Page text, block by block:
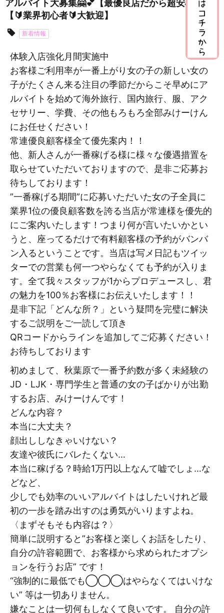
アルバイト大募集🤗💕【最優良店だから超安心🎶】
【🔰業界初心者🔰大歓迎】
新着情報
体験入店強化月間実施中
お客様ご利用率が一番上がり女の子の新しい女の
子がたくさん来る注目の季節だからこそ早めにア
ルバイトを始めて海外旅行、国内旅行、服、アク
セサリー、学費、その他もろもろ全部みけーけん
にお任せください！
常連優良顧客様全て優先案内！！
他、新人さんが一番稼げる様に様々な優遇措置を
取らせていただいておりますので、是非ご応募お
待ちしております！
”一番稼げる期間”に応募いただいた女の子全員に
業界1位の優良顧客数を誇る当店が常連様を優先的
にご案内いたします！つまり何が言いたいかとい
うと、座ってるだけで有料顧客様の予約がバンバ
ン入るということです。当店は写メ日記もツイッ
ターでの営業も何一つやらなくても予約が入りま
す。全て我々スタッフが1からプロデュースし、君
の魅力を100％お客様にお伝えいたします！！
是非下記「どんな所？」という疑問を完璧に解決
するご説明をご一読して頂き
QRコードからラインを追加してご応募ください！
お待ちしております
初めまして、秋葉原で一番予約数が多く未経験の
JD・LJK・専門学生と普通の女の子ばかりが出勤
するお店、みけーけんです！
どんな内容？
本当に大丈夫？
顔出ししなきゃいけない？
友達や彼氏にバレたくない…
本当に稼げる？時給1万円以上なんて嘘でしょ…な
どなど、
少しでも効率のいいアルバイトはしたいけれど最
初の一歩を踏み出すのは勇気がいりますよね。
〈まずそもそも内容は？〉
簡単に説明すると”お客様と楽しくお話をしたり、
自分の許容範囲で、お客様から求められたオプシ
ョンを行うお店” です！
“強制的に最低でも◯◯◯はやらなくてはいけな
い” 等は一切ありません。
嫌なことは一切何もしなくて良いです。 自分の許